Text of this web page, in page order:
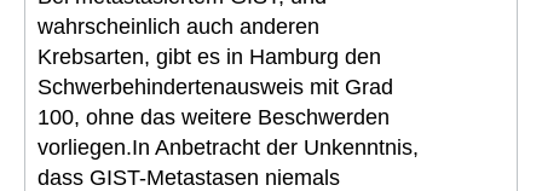
wahrscheinlich auch anderen
Krebsarten, gibt es in Hamburg den
Schwerbehindertenausweis mit Grad
100, ohne das weitere Beschwerden
vorliegen.In Anbetracht der Unkenntnis,
dass GIST-Metastasen niemals